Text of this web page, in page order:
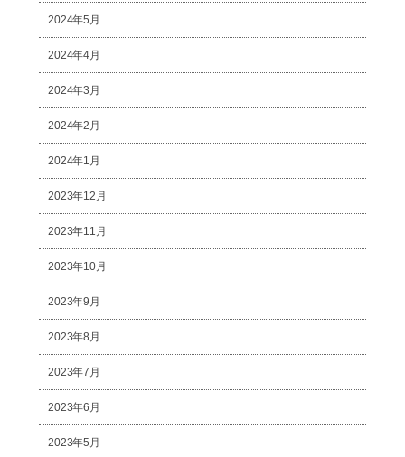
2024年5月
2024年4月
2024年3月
2024年2月
2024年1月
2023年12月
2023年11月
2023年10月
2023年9月
2023年8月
2023年7月
2023年6月
2023年5月